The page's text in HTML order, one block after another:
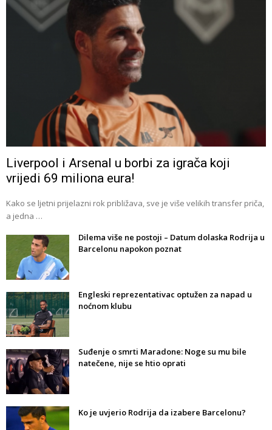
Liverpool i Arsenal u borbi za igrača koji
vrijedi 69 miliona eura!
Kako se ljetni prijelazni rok približava, sve je više velikih transfer priča,
a jedna …
Dilema više ne postoji – Datum dolaska Rodrija u
Barcelonu napokon poznat
Engleski reprezentativac optužen za napad u
noćnom klubu
Suđenje o smrti Maradone: Noge su mu bile
natečene, nije se htio oprati
Ko je uvjerio Rodrija da izabere Barcelonu?